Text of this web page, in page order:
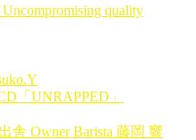
quality
「UNRAPPED」
舎 Owner Barista 藤岡 響